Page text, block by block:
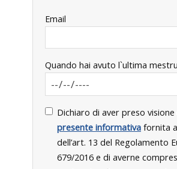
Email
Quando hai avuto l`ultima
Dichiaro di aver preso visione
presente informativa fornita
dell’art. 13 del Regolamento
679/2016 e di averne